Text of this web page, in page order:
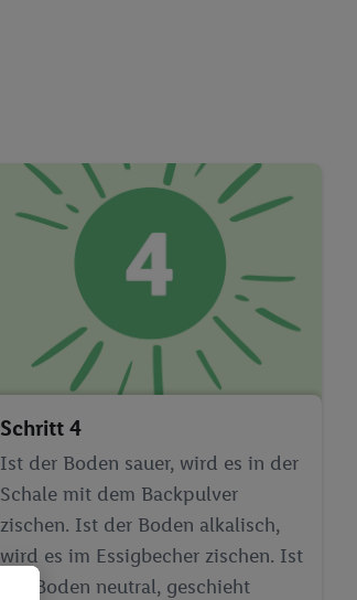
Schritt 4
Ist der Boden sauer, wird es in der
Schale mit dem Backpulver
zischen. Ist der Boden alkalisch,
wird es im Essigbecher zischen. Ist
der Boden neutral, geschieht